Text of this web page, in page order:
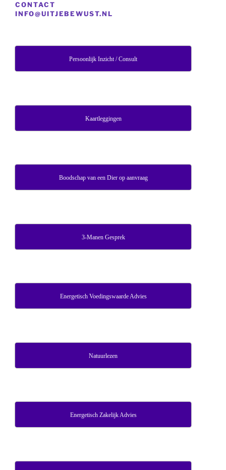
CONTACT
INFO@UITJEBEWUST.NL
Persoonlijk Inzicht / Consult
Kaartleggingen
Boodschap van een Dier op aanvraag
3-Manen Gesprek
Energetisch Voedingswaarde Advies
Natuurlezen
Energetisch Zakelijk Advies